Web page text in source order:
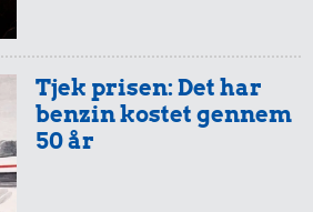
Hotdog
Tjek prisen: Det har
benzin kostet gennem
50 år